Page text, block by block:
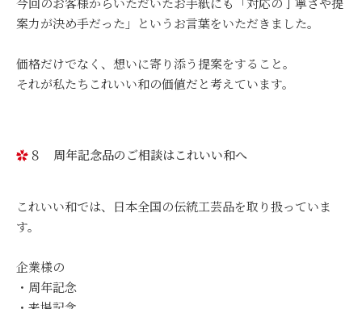
案力が決め手だった」というお言葉をいただきました。
価格だけでなく、想いに寄り添う提案をすること。
それが私たちこれいい和の価値だと考えています。
８ 周年記念品のご相談はこれいい和へ
これいい和では、日本全国の伝統工芸品を取り扱っていま
す。
企業様の
・周年記念